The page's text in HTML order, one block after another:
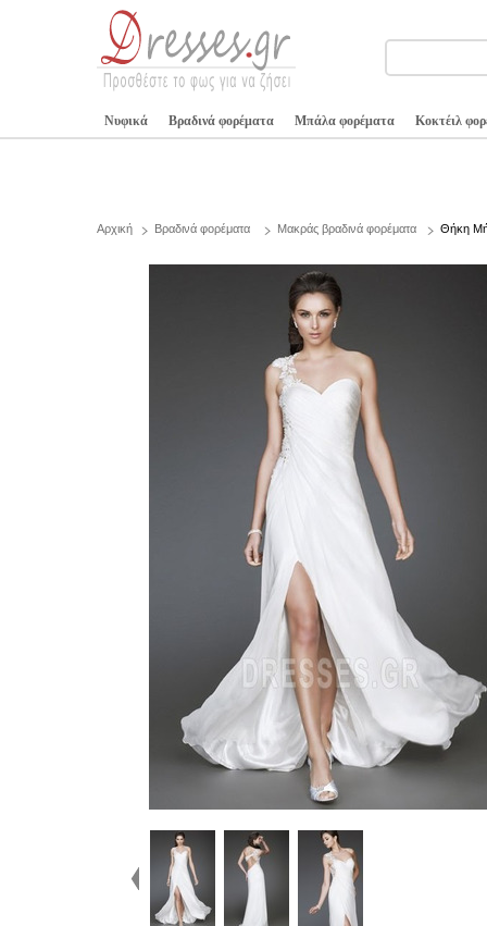
Νυφικά Βραδινά φορέματα Μπάλα φορέματα Κοκτέιλ
Αρχική Βραδινά φορέματα Μακράς βραδινά φορέματα Θήκη